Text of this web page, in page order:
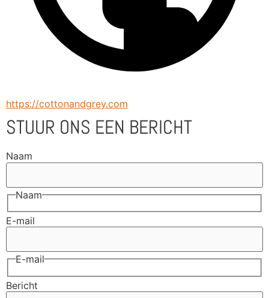
https://cottonandgrey.com
STUUR ONS EEN BERICHT
Naam
Naam
E-mail
E-mail
Bericht